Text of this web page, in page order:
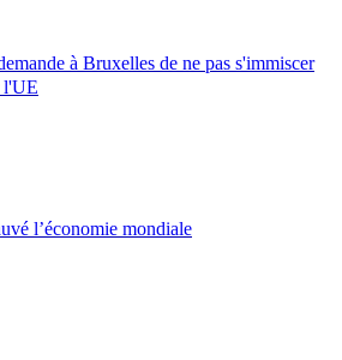
à Bruxelles de ne pas s'immiscer
l'UE
l’économie mondiale